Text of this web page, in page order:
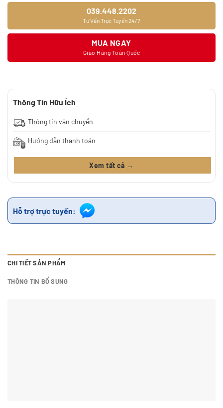
039.448.2202
Tư Vấn Trực Tuyến 24/7
MUA NGAY
Giao Hàng Toàn Quốc
Thông Tin Hữu Ích
Thông tin vận chuyển
Hướng dẫn thanh toán
Xem tất cả →
Hỗ trợ trực tuyến:
CHI TIẾT SẢN PHẨM
THÔNG TIN BỔ SUNG